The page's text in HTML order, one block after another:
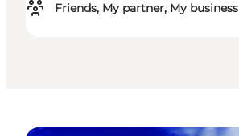
Friends, My partner, My business